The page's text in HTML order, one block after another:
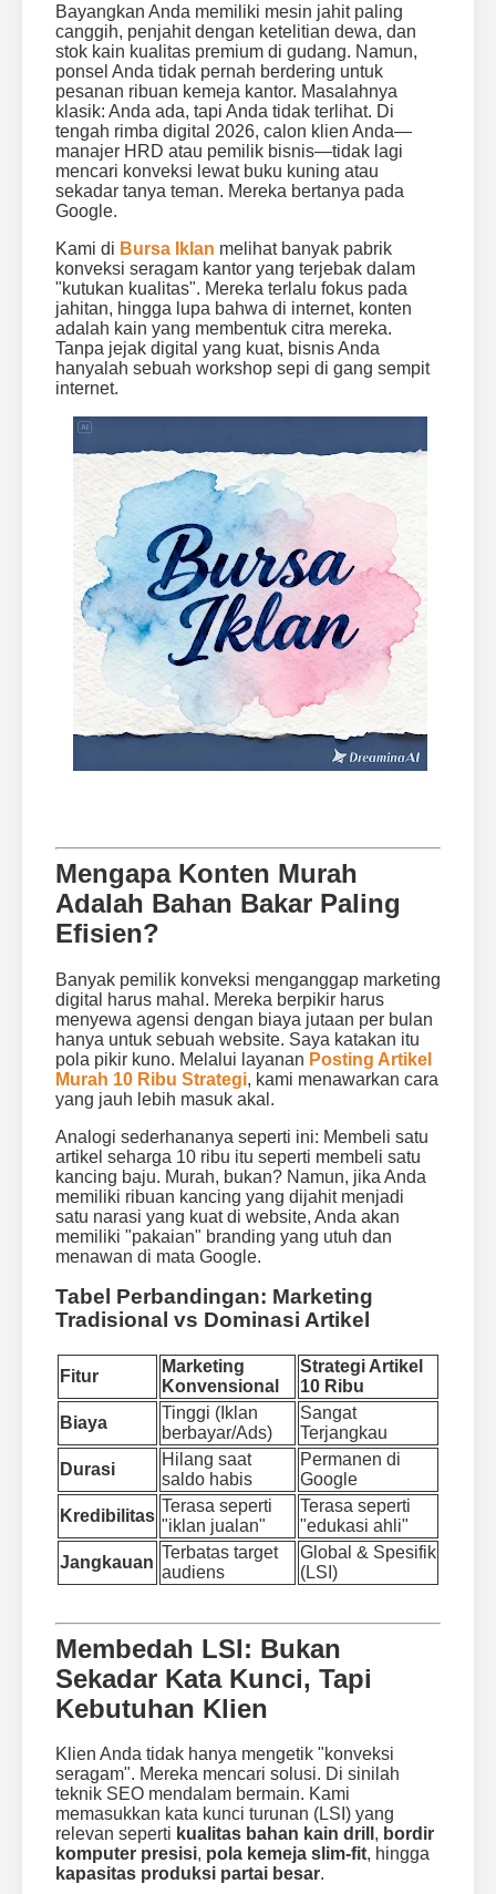
Bayangkan Anda memiliki mesin jahit paling
canggih, penjahit dengan ketelitian dewa, dan
stok kain kualitas premium di gudang. Namun,
ponsel Anda tidak pernah berdering untuk
pesanan ribuan kemeja kantor. Masalahnya
klasik: Anda ada, tapi Anda tidak terlihat. Di
tengah rimba digital 2026, calon klien Anda—
manajer HRD atau pemilik bisnis—tidak lagi
mencari konveksi lewat buku kuning atau
sekadar tanya teman. Mereka bertanya pada
Google.
Kami di Bursa Iklan melihat banyak pabrik
konveksi seragam kantor yang terjebak dalam
"kutukan kualitas". Mereka terlalu fokus pada
jahitan, hingga lupa bahwa di internet, konten
adalah kain yang membentuk citra mereka.
Tanpa jejak digital yang kuat, bisnis Anda
hanyalah sebuah workshop sepi di gang sempit
internet.
Mengapa Konten Murah
Adalah Bahan Bakar Paling
Efisien?
Banyak pemilik konveksi menganggap marketing
digital harus mahal. Mereka berpikir harus
menyewa agensi dengan biaya jutaan per bulan
hanya untuk sebuah website. Saya katakan itu
pola pikir kuno. Melalui layanan Posting Artikel
Murah 10 Ribu Strategi, kami menawarkan cara
yang jauh lebih masuk akal.
Analogi sederhananya seperti ini: Membeli satu
artikel seharga 10 ribu itu seperti membeli satu
kancing baju. Murah, bukan? Namun, jika Anda
memiliki ribuan kancing yang dijahit menjadi
satu narasi yang kuat di website, Anda akan
memiliki "pakaian" branding yang utuh dan
menawan di mata Google.
Tabel Perbandingan: Marketing
Tradisional vs Dominasi Artikel
Fitur
Marketing
Konvensional
Strategi Artikel
10 Ribu
Biaya
Tinggi (Iklan
berbayar/Ads)
Sangat
Terjangkau
Durasi
Hilang saat
saldo habis
Permanen di
Google
Kredibilitas
Terasa seperti
"iklan jualan"
Terasa seperti
"edukasi ahli"
Jangkauan
Terbatas target
audiens
Global & Spesifik
(LSI)
Membedah LSI: Bukan
Sekadar Kata Kunci, Tapi
Kebutuhan Klien
Klien Anda tidak hanya mengetik "konveksi
seragam". Mereka mencari solusi. Di sinilah
teknik SEO mendalam bermain. Kami
memasukkan kata kunci turunan (LSI) yang
relevan seperti kualitas bahan kain drill , bordir
komputer presisi, pola kemeja slim-fit, hingga
kapasitas produksi partai besar.